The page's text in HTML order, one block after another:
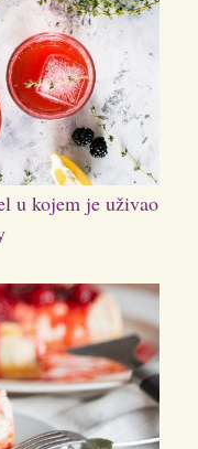
u kojem je uživao